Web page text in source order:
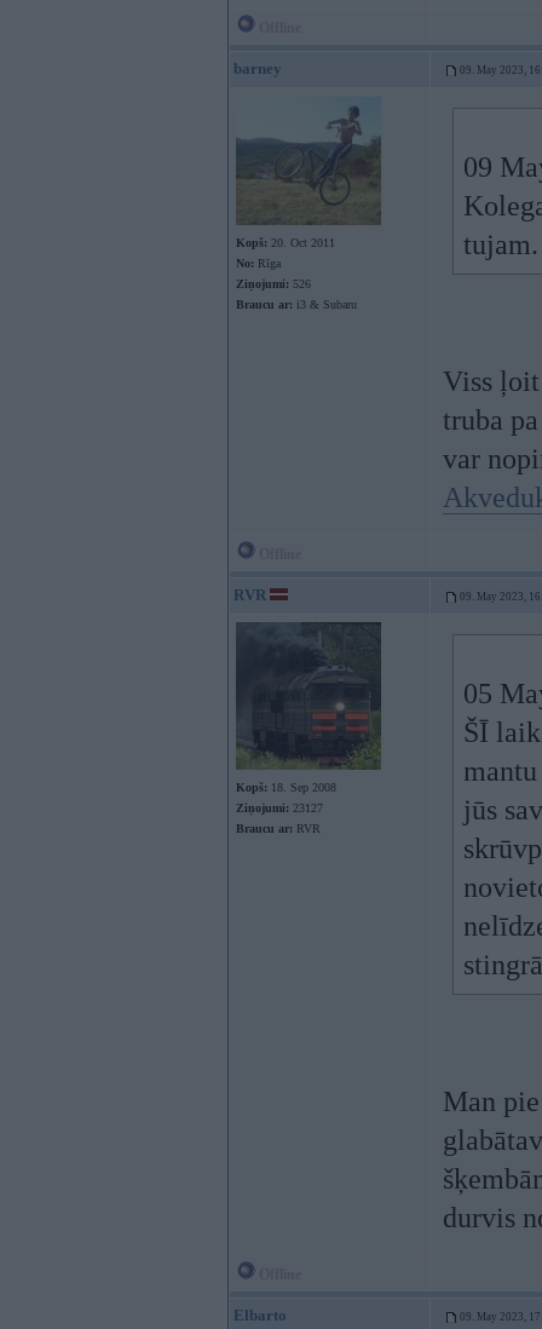
barney 09. May 2023,
Kopš: 20. Oct 2011
No: Rīga
Ziņojumi: 526
Braucu ar: i3 & Subaru
09
Viss
truba
var
RVR 09. May 2023,
Kopš: 18. Sep 2008
Ziņojumi: 23127
Braucu ar: RVR
05
ŠĪ
jūs
Man
durvis
Elbarto 09. May 2023,